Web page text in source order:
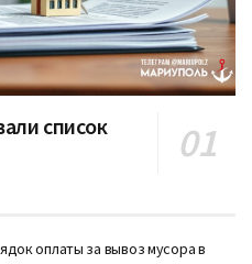
список
оплаты за вывоз мусора в